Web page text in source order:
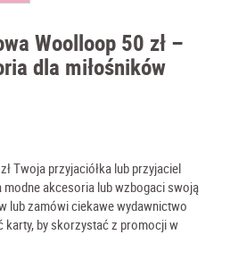
Woolloop 50 zł –
dla miłośników
Twoja przyjaciółka lub przyjaciel
modne akcesoria lub wzbogaci swoją
lub zamówi ciekawe wydawnictwo
by skorzystać z promocji w